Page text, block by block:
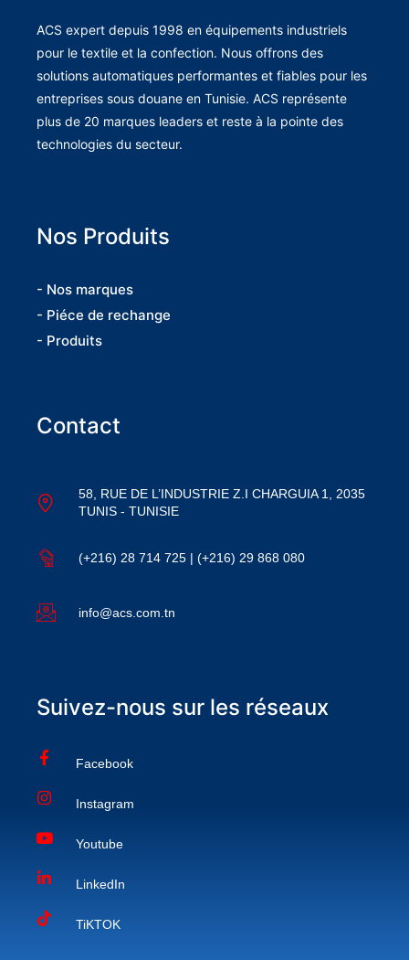
ACS expert depuis 1998 en équipements industriels
pour le textile et la confection. Nous offrons des
solutions automatiques performantes et fiables pour les
entreprises sous douane en Tunisie. ACS représente
plus de 20 marques leaders et reste à la pointe des
technologies du secteur.
Nos Produits
- Nos marques
- Piéce de rechange
- Produits
Contact
58, RUE DE L’INDUSTRIE Z.I CHARGUIA 1, 2035
TUNIS - TUNISIE
(+216) 28 714 725 | (+216) 29 868 080
info@acs.com.tn
Suivez-nous sur les réseaux
Facebook
Instagram
Youtube
LinkedIn
TiKTOK